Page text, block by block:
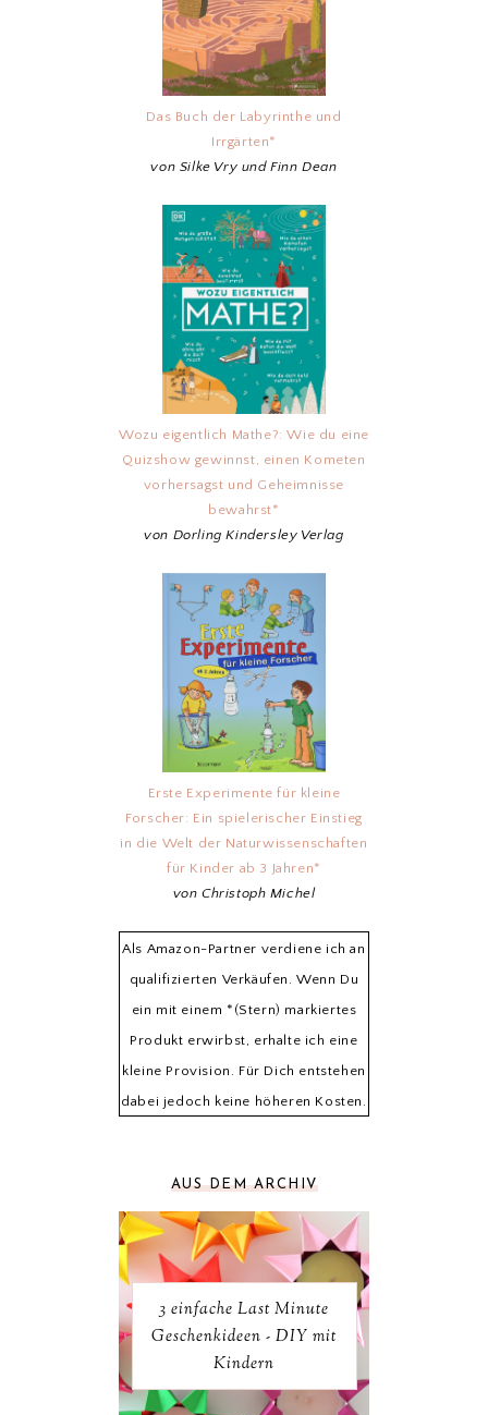
Das Buch der Labyrinthe und
Irrgärten*
von Silke Vry und Finn Dean
Wozu eigentlich Mathe?: Wie du eine
Quizshow gewinnst, einen Kometen
vorhersagst und Geheimnisse
bewahrst*
von Dorling Kindersley Verlag
Erste Experimente für kleine
Forscher: Ein spielerischer Einstieg
in die Welt der Naturwissenschaften
für Kinder ab 3 Jahren*
von Christoph Michel
Als Amazon-Partner verdiene ich an
qualifizierten Verkäufen. Wenn Du
ein mit einem *(Stern) markiertes
Produkt erwirbst, erhalte ich eine
kleine Provision. Für Dich entstehen
dabei jedoch keine höheren Kosten.
AUS DEM ARCHIV
3 einfache Last Minute
Geschenkideen - DIY mit
Kindern